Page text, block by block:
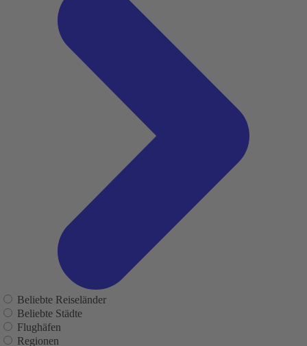
Beliebte Reiseländer
Beliebte Städte
Flughäfen
Regionen